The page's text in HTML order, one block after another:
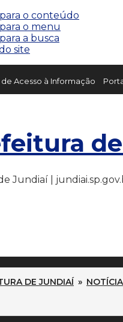
o conteúdo
o menu
a busca
site
de Acesso à Informação
Jundiaí |
DE JUNDIAÍ »